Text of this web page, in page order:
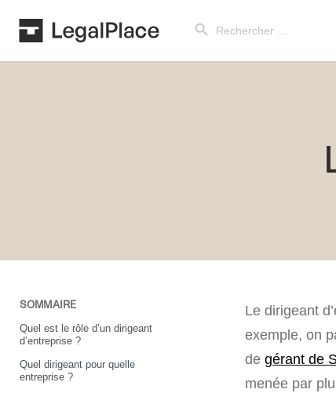
for:
SOMMAIRE
Quel est le rôle d’un dirigeant
d’entreprise ?
Quel dirigeant pour quelle
entreprise ?
Le dirigeant
exemple, on
de gérant de
menée par